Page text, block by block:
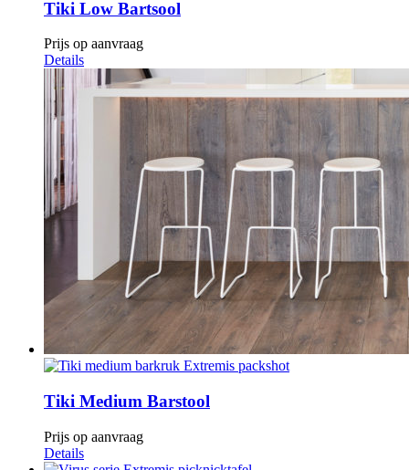
Tiki Low Bartsool
Prijs op aanvraag
Details
Tiki Medium Barstool
Prijs op aanvraag
Details